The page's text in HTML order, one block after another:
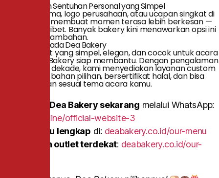
6. Tambahkan Sentuhan Personal yang Simpel
Nama penerima, logo perusahaan, atau ucapan singkat di
atas kue bisa membuat momen terasa lebih berkesan —
tanpa harus ribet. Banyak bakery kini menawarkan opsi ini
tanpa biaya tambahan.
Percayakan pada Dea Bakery
Butuh kue tart yang simpel, elegan, dan cocok untuk acara
kantor? Dea Bakery siap membantu. Dengan pengalaman
lebih dari dua dekade, kami menyediakan layanan custom
cake dengan bahan pilihan, bersertifikat halal, dan bisa
dikonsultasikan sesuai tema acara kamu.
Hubungi Dea Bakery sekarang melalui WhatsApp:
mauorder.online/official-website-3
Cek menu lengkap di: deabakery.co.id/our-menu
Temukan outlet terdekat: deabakery.co.id/our-